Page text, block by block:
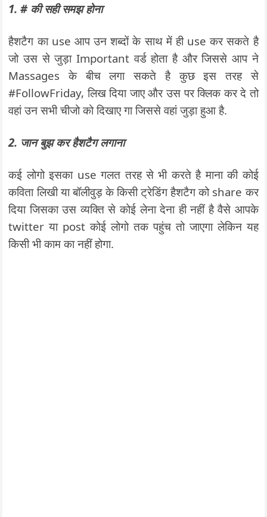
1. # की सही समझ होना
हैशटैग का use आप उन शब्दों के साथ में ही use कर सकते है
जो उस से जुड़ा Important वर्ड होता है और जिससे आप ने
Massages के बीच लगा सकते है कुछ इस तरह से
#FollowFriday, लिख दिया जाए और उस पर क्लिक कर दे तो
वहां उन सभी चीजो को दिखाए गा जिससे वहां जुड़ा हुआ है.
2. जान बुझ कर हैशटैग लगाना
कई लोगो इसका use गलत तरह से भी करते है माना की कोई
कविता लिखी या बॉलीवुड़ के किसी ट्रेडिंग हैशटैग को share कर
दिया जिसका उस व्यक्ति से कोई लेना देना ही नहीं है वैसे आपके
twitter या post कोई लोगो तक पहुंच तो जाएगा लेकिन यह
किसी भी काम का नहीं होगा.